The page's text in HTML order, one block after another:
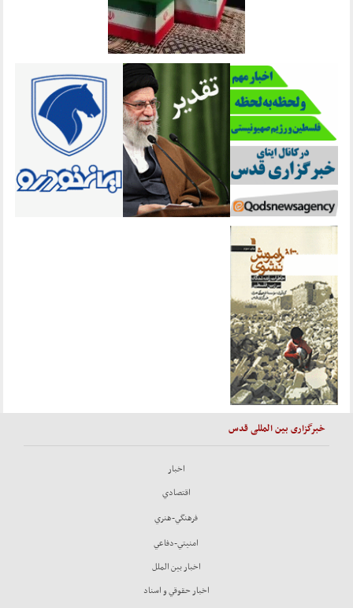
خبرگزاری بین المللی قدس
اخبار
اقتصادي
فرهنگي-هنري
امنيتي-دفاعي
اخبار بين الملل
اخبار حقوقي و اسناد